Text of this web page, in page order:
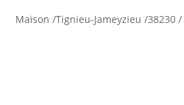
Maison /Tignieu-Jameyzieu /38230 /